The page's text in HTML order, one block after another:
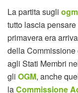
La partita sugli ogm
tutto lascia
primavera era
della
agli Stati Membri
gli OGM, anche
laCommissione